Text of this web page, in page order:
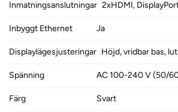
Inmatningsanslutningar 2xHDMI,
Inbyggt Ethernet Ja
Displaylägesjusteringar Höjd, vridbar bas,
Spänning AC 100-240 V (50/
Färg Svart